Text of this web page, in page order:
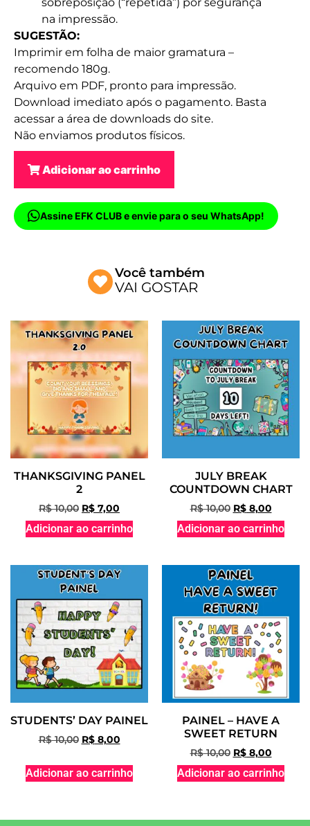
na impressão.
SUGESTÃO:
Imprimir em folha de maior gramatura –
recomendo 180g.
Arquivo em PDF, pronto para impressão.
Download imediato após o pagamento. Basta
acessar a área de downloads do site.
Não enviamos produtos físicos.
Adicionar ao carrinho
Assine EFK CLUB e envie para o seu WhatsApp!
Você também
VAI GOSTAR
THANKSGIVING PANEL
2
R$10,00 R$ 7,00
Adicionar ao carrinho
JULY BREAK
COUNTDOWN CHART
R$10,00 R$8,00
Adicionar ao carrinho
STUDENTS’ DAY PAINEL
R$10,00 R$8,00
Adicionar ao carrinho
PAINEL – HAVE A
SWEET RETURN
R$10,00 R$8,00
Adicionar ao carrinho